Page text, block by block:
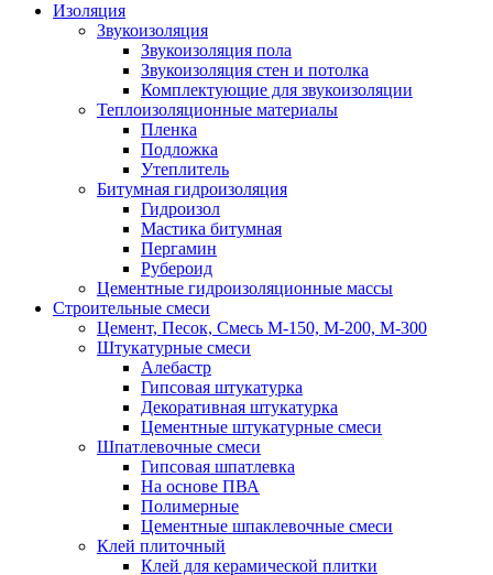
Изоляция
Звукоизоляция
Звукоизоляция пола
Звукоизоляция стен и потолка
Комплектующие для звукоизоляции
Теплоизоляционные материалы
Пленка
Подложка
Утеплитель
Битумная гидроизоляция
Гидроизол
Мастика битумная
Пергамин
Рубероид
Цементные гидроизоляционные массы
Строительные смеси
Цемент, Песок, Смесь М-150, М-200, М-300
Штукатурные смеси
Алебастр
Гипсовая штукатурка
Декоративная штукатурка
Цементные штукатурные смеси
Шпатлевочные смеси
Гипсовая шпатлевка
На основе ПВА
Полимерные
Цементные шпаклевочные смеси
Клей плиточный
Клей для керамической плитки